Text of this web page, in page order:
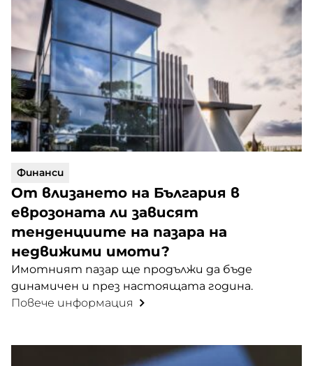
Финанси
От влизането на България в
еврозоната ли зависят
тенденциите на пазара на
недвижими имоти?
Имотният пазар ще продължи да бъде
динамичен и през настоящата година.
Повече информация